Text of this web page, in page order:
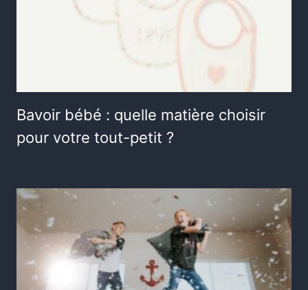
Bavoir bébé : quelle matière choisir
pour votre tout-petit ?